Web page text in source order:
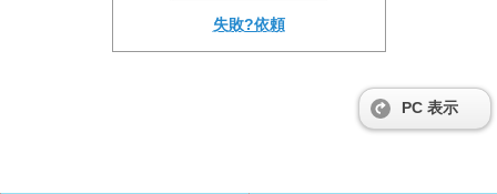
失敗?依頼
PC 表示